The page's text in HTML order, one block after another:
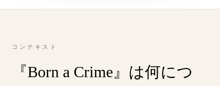
コンテキスト
『Born a Crime』は何につ